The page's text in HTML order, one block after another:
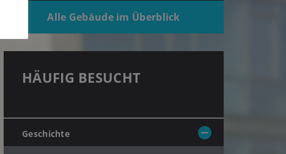
Alle Gebäude im Überblick
HÄUFIG BESUCHT
Geschichte